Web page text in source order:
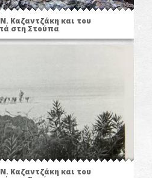
Καζαντζάκη και του
στη Στούπα
Καζαντζάκη και του